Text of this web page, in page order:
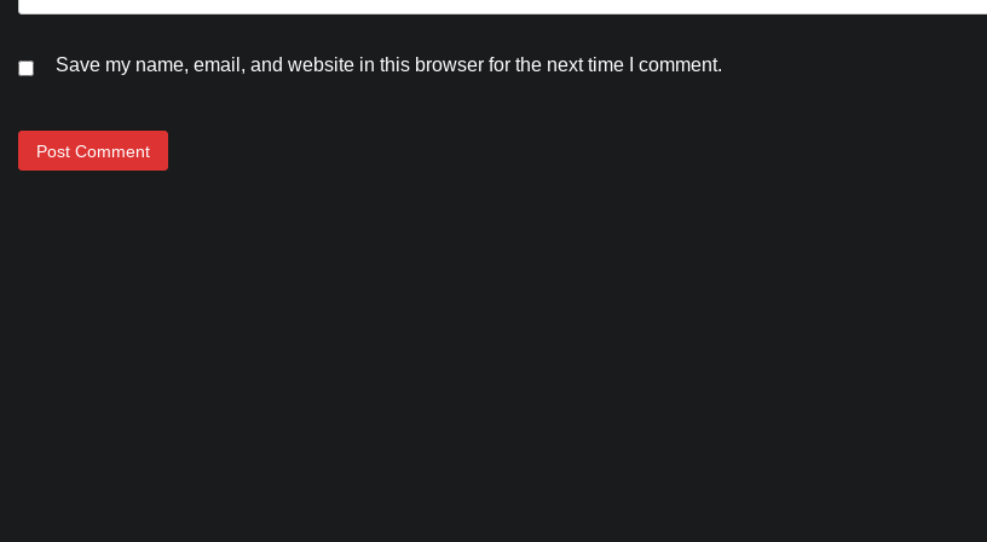
Save my name, email, and website in this browser for the next time I comment.